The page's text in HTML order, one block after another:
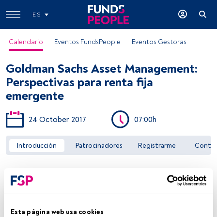
Esta página web usa cookies
ES
Calendario Eventos FundsPeople Eventos Gestoras
Acceder a FundsPeople
Goldman Sachs Asset Management:
Perspectivas para renta fija
emergente
24 October 2017 07:00h
Introducción Patrocinadores Registrarme